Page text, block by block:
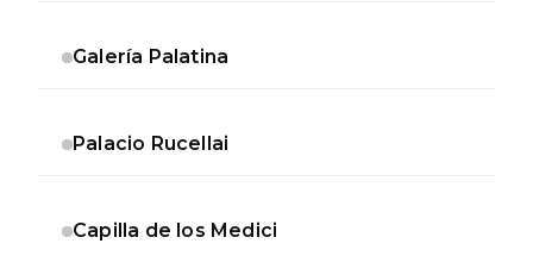
Galería Palatina
Palacio Rucellai
Capilla de los Medici